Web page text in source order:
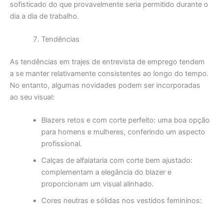
sofisticado do que provavelmente seria permitido durante o
dia a dia de trabalho.
Tendências
As tendências em trajes de entrevista de emprego tendem
a se manter relativamente consistentes ao longo do tempo.
No entanto, algumas novidades podem ser incorporadas
ao seu visual:
Blazers retos e com corte perfeito: uma boa opção
para homens e mulheres, conferindo um aspecto
profissional.
Calças de alfaiataria com corte bem ajustado:
complementam a elegância do blazer e
proporcionam um visual alinhado.
Cores neutras e sólidas nos vestidos femininos: